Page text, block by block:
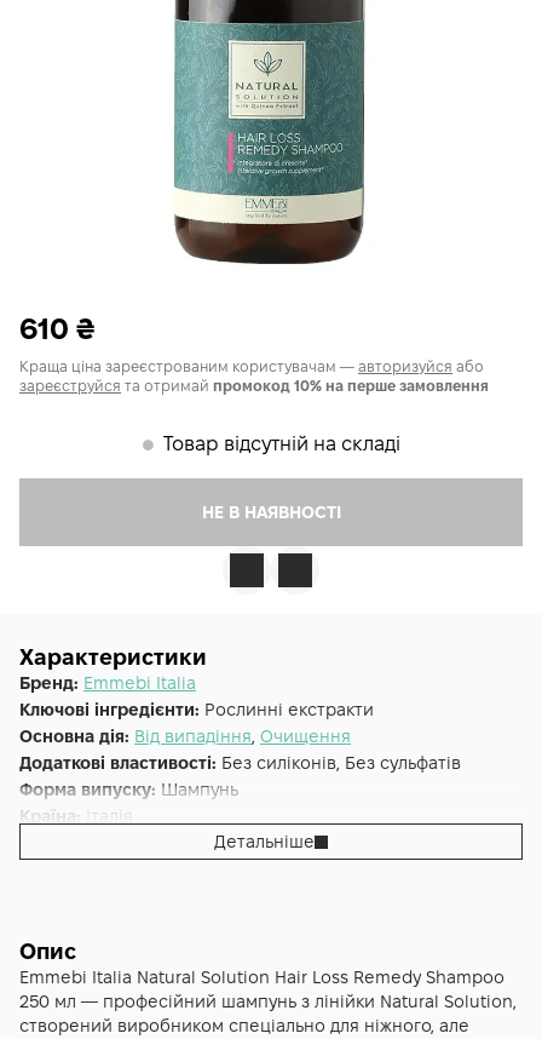
610 ₴
Краща ціна зареєстрованим користувачам — авторизуйся або
зареєструйся та отримай промокод 10% на перше замовлення
𒊹 Товар відсутній на складі
НЕ В НАЯВНОСТІ
Характеристики
Бренд: Emmebi Italia
Ключові інгредієнти: Рослинні екстракти
Основна дія: Від випадіння, Очищення
Додаткові властивості: Без силіконів, Без сульфатів
Форма випуску: Шампунь
Країна:
Італія
Emmebi Italia Natural Solution
Тип волосся:
Детальніше
Опис
Emmebi Italia Natural Solution Hair Loss Remedy Shampoo
250 мл — професійний шампунь з лінійки Natural Solution,
створений виробником спеціально для ніжного, але